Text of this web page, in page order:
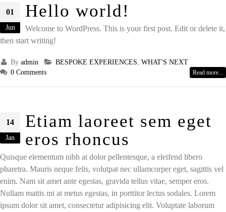
01
Jun
Hello world!
Welcome to WordPress. This is your first post. Edit or delete it,
then start writing!
Byadmin BESPOKE EXPERIENCES WHAT'S NEXT
0 Comments
Read more...
14
Jan
Etiam laoreet sem eget
eros rhoncus
Quisque elementum nibh at dolor pellentesque, a eleifend libero
pharetra. Mauris neque felis, volutpat nec ullamcorper eget, sagittis vel
enim. Nam sit amet ante egestas, gravida tellus vitae, semper eros.
Nullam mattis mi at metus egestas, in porttitor lectus sodales. Lorem
ipsum dolor sit amet, consectetur adipisicing elit. Voluptate laborum